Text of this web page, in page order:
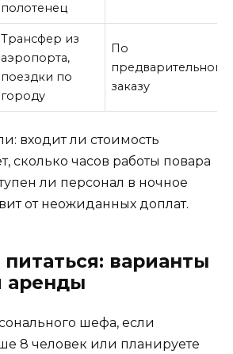
полотенец
Трансфер из
аэропорта,
поездки по
городу
По
предварительному
заказу
входит ли стоимость
сколько часов работы повара
ли персонал в ночное
от неожиданных доплат.
варианты
аренды
шефа, если
8 человек или планируете